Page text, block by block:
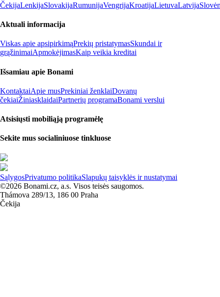
ČekijaLenkijaSlovakijaRumunijaVengrijaKroatijaLietuvaLatvija
Aktuali informacija
Viskas apie apsipirkimąPrekių pristatymasSkundai ir
grąžinimaiApmokėjimasKaip veikia kreditai
Išsamiau apie Bonami
KontaktaiApie musPrekiniai ženklaiDovanų
čekiaiŽiniasklaidaiPartnerių programaBonami verslui
Atsisiųsti mobiliąją programėlę
Sekite mus socialiniuose tinkluose
SąlygosPrivatumo politikaSlapukų taisyklės ir nustatymai
©2026 Bonami.cz, a.s. Visos teisės saugomos.
Thámova 289/13, 186 00 Praha
Čekija